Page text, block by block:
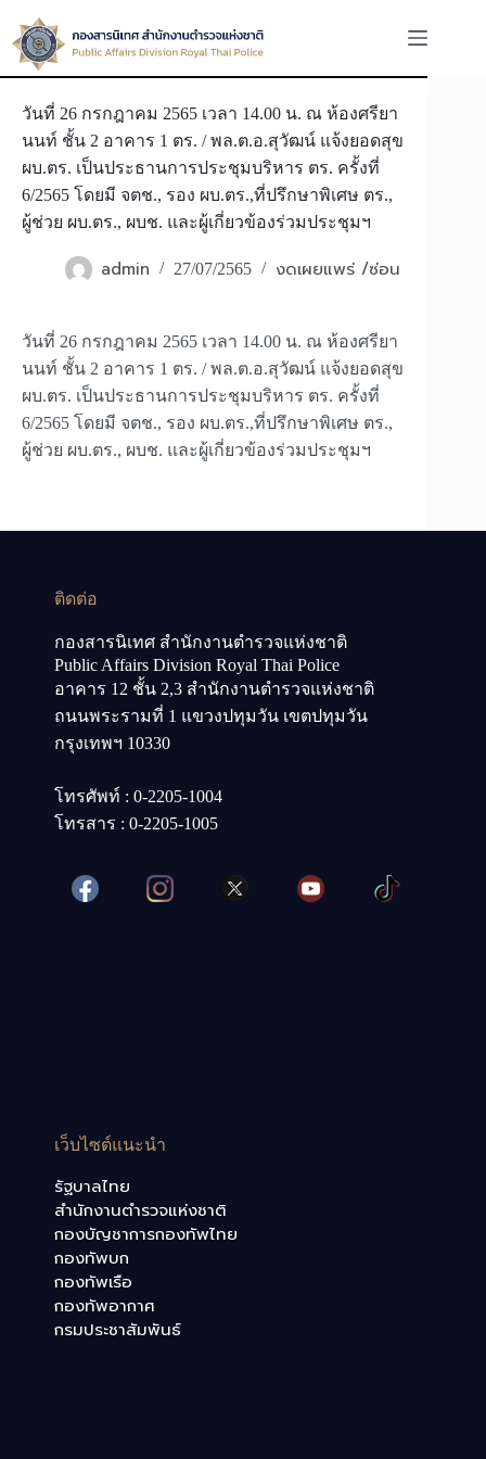
to
content
วันที่ 26 กรกฎาคม 2565 เวลา 14.00 น. ณ ห้องศรียา
นนท์ ชั้น 2 อาคาร 1 ตร. / พล.ต.อ.สุวัฒน์ แจ้งยอดสุข
ผบ.ตร. เป็นประธานการประชุมบริหาร ตร. ครั้งที่
6/2565 โดยมี จตช., รอง ผบ.ตร.,ที่ปรึกษาพิเศษ ตร.,
ผู้ช่วย ผบ.ตร., ผบช. และผู้เกี่ยวข้องร่วมประชุมฯ
admin 27/07/2565 งดเผยแพร่ /ซ่อน
วันที่ 26 กรกฎาคม 2565 เวลา 14.00 น. ณ ห้องศรียา
นนท์ ชั้น 2 อาคาร 1 ตร. / พล.ต.อ.สุวัฒน์ แจ้งยอดสุข
ผบ.ตร. เป็นประธานการประชุมบริหาร ตร. ครั้งที่
6/2565 โดยมี จตช., รอง ผบ.ตร.,ที่ปรึกษาพิเศษ ตร.,
ผู้ช่วย ผบ.ตร., ผบช. และผู้เกี่ยวข้องร่วมประชุมฯ
ติดต่อ
กองสารนิเทศ สำนักงานตำรวจแห่งชาติ
Public Affairs Division Royal Thai Police
อาคาร 12 ชั้น 2,3 สำนักงานตำรวจแห่งชาติ
ถนนพระรามที่ 1 แขวงปทุมวัน เขตปทุมวัน
กรุงเทพฯ 10330
โทรศัพท์ : 0-2205-1004
โทรสาร : 0-2205-1005
เว็บไซต์แนะนำ
รัฐบาลไทย
สำนักงานตำรวจแห่งชาติ
กองบัญชาการกองทัพไทย
กองทัพบก
กองทัพเรือ
กองทัพอากาศ
กรมประชาสัมพันธ์